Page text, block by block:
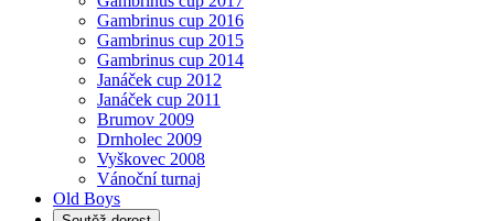
Gambrinus cup 2016
Gambrinus cup 2015
Gambrinus cup 2014
Janáček cup 2012
Janáček cup 2011
Brumov 2009
Drnholec 2009
Vyškovec 2008
Vánoční turnaj
Old Boys